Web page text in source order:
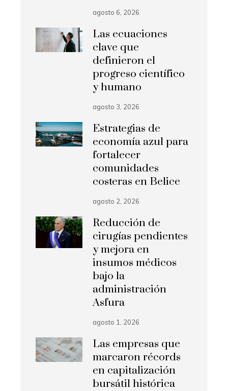
agosto 6, 2026
Las ecuaciones
clave que
definieron el
progreso científico
y humano
agosto 3, 2026
Estrategias de
economía azul para
fortalecer
comunidades
costeras en Belice
agosto 2, 2026
Reducción de
cirugías pendientes
y mejora en
insumos médicos
bajo la
administración
Asfura
agosto 1, 2026
Las empresas que
marcaron récords
en capitalización
bursátil histórica